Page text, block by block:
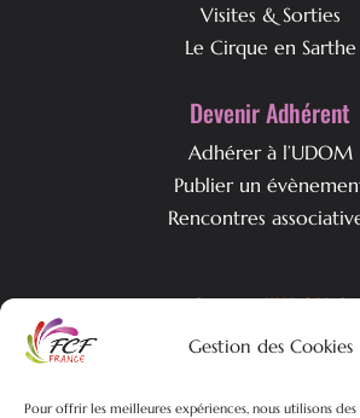
Gestion des Cookies
Pour offrir les meilleures expériences, nous utilisons
Visites & Sorties
Le Cirque en Sarthe
Devenir Adhérent
Adhérer à l’UDOM
Publier un
Rencontres
Qui est l’UDOM ?
L’association & ses
Nos actualités